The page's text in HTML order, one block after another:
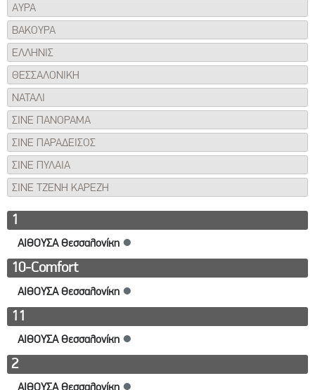
ΑΥΡΑ
ΒΑΚΟΥΡΑ
ΕΛΛΗΝΙΣ
ΘΕΣΣΑΛΟΝΙΚΗ
ΝΑΤΑΛΙ
ΣΙΝΕ ΠΑΝΟΡΑΜΑ
ΣΙΝΕ ΠΑΡΑΔΕΙΣΟΣ
ΣΙΝΕ ΠΥΛΑΙΑ
ΣΙΝΕ ΤΖΕΝΗ ΚΑΡΕΖΗ
1
ΑΙΘΟΥΣΑ Θεσσαλονίκη ●
10-Comfort
ΑΙΘΟΥΣΑ Θεσσαλονίκη ●
11
ΑΙΘΟΥΣΑ Θεσσαλονίκη ●
2
ΑΙΘΟΥΣΑ Θεσσαλονίκη ●